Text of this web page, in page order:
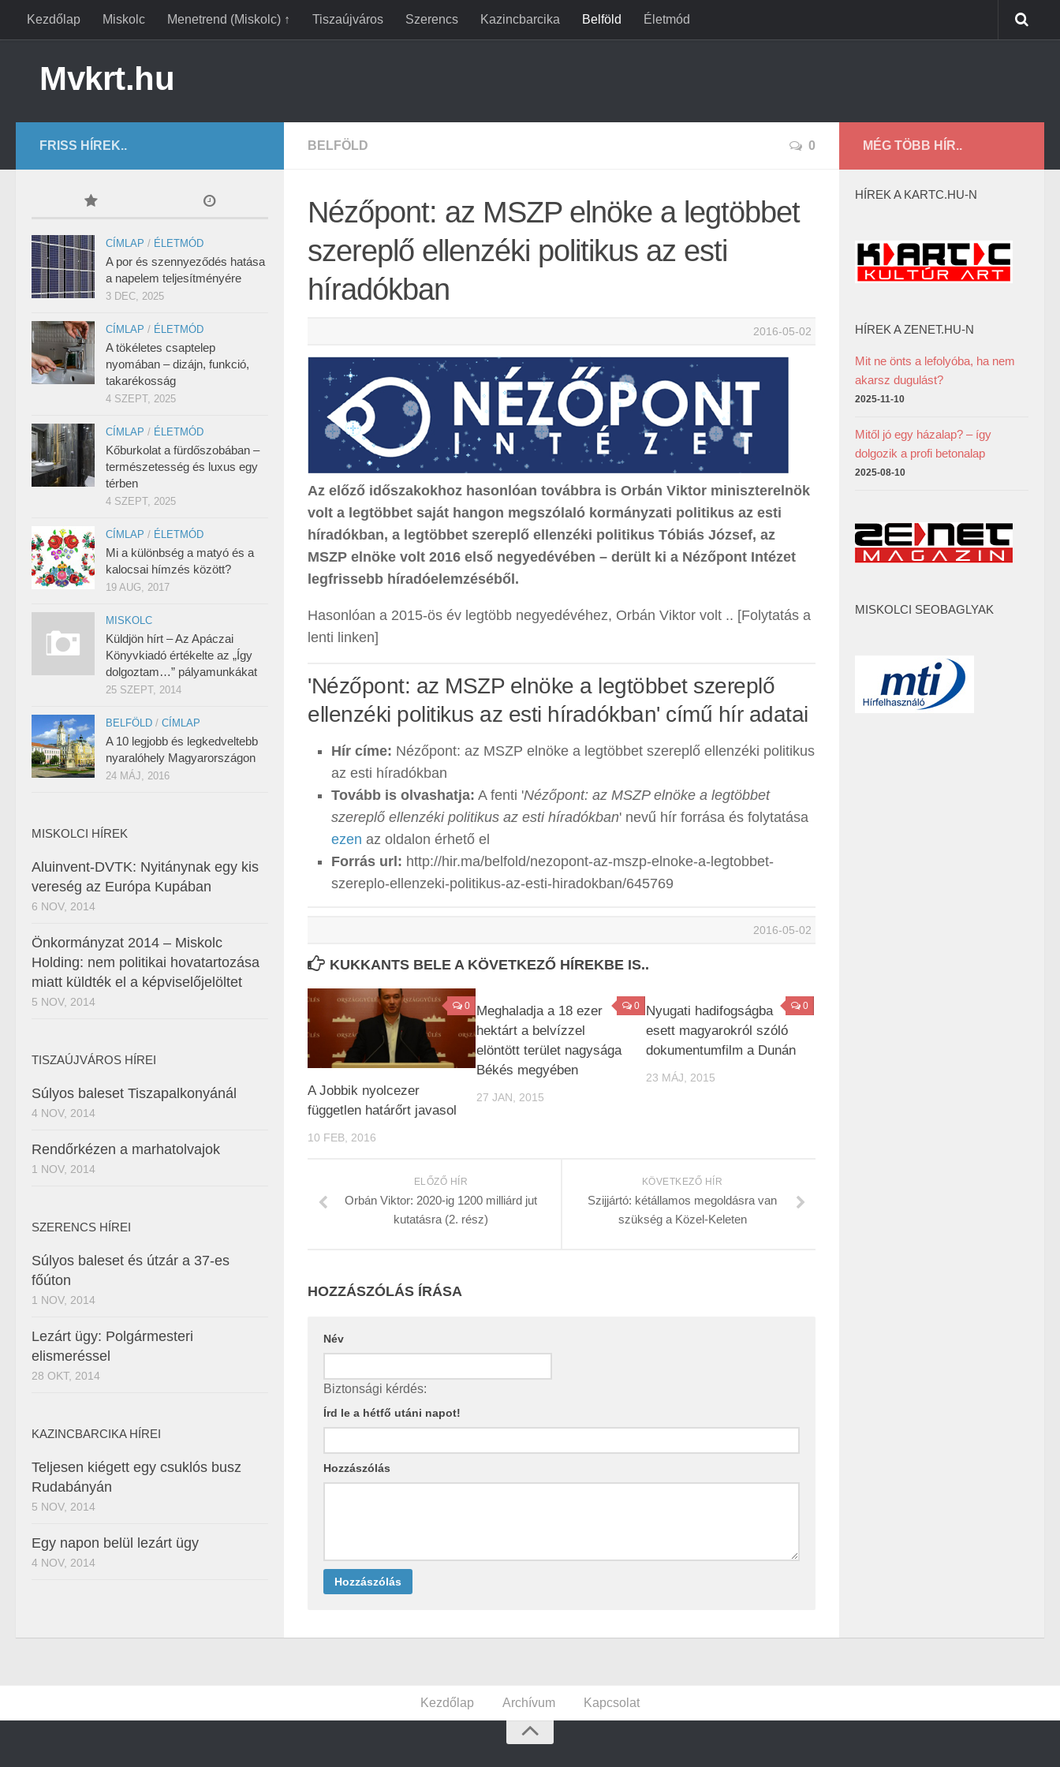
Kezdőlap Miskolc Menetrend (Miskolc) ↑ Tiszaújváros Szerencs Kazincbarcika Belföld Életmód
Mvkrt.hu
BELFÖLD 0
Nézőpont: az MSZP elnöke a legtöbbet
szereplő ellenzéki politikus az esti
híradókban
2016-05-02
Az előző időszakokhoz hasonlóan továbbra is Orbán Viktor miniszterelnök
volt a legtöbbet saját hangon megszólaló kormányzati politikus az esti
híradókban, a legtöbbet szereplő ellenzéki politikus Tóbiás József, az
MSZP elnöke volt 2016 első negyedévében – derült ki a Nézőpont Intézet
legfrissebb híradóelemzéséből.
Hasonlóan a 2015-ös év legtöbb negyedévéhez, Orbán Viktor volt .. [Folytatás a
lenti linken]
'Nézőpont: az MSZP elnöke a legtöbbet szereplő
ellenzéki politikus az esti híradókban' című hír adatai
Hír címe: Nézőpont: az MSZP elnöke a legtöbbet szereplő ellenzéki politikus
az esti híradókban
Tovább is olvashatja: A fenti 'Nézőpont: az MSZP elnöke a legtöbbet
szereplő ellenzéki politikus az esti híradókban' nevű hír forrása és folytatása
ezen az oldalon érhető el
Forrás url: http://hir.ma/belfold/nezopont-az-mszp-elnoke-a-legtobbet-
szereplo-ellenzeki-politikus-az-esti-hiradokban/645769
2016-05-02
KUKKANTS BELE A KÖVETKEZŐ HÍREKBE IS..
0
A Jobbik nyolcezer
független határőrt javasol
10 FEB, 2016
0
Meghaladja a 18 ezer
hektárt a belvízzel
elöntött terület nagysága
Békés megyében
27 JAN, 2015
0
Nyugati hadifogságba
esett magyarokról szóló
dokumentumfilm a Dunán
23 MÁJ, 2015
KÖVETKEZŐ HÍR
Szijjártó: kétállamos megoldásra van
szükség a Közel-Keleten
ELŐZŐ HÍR
Orbán Viktor: 2020-ig 1200 milliárd jut
kutatásra (2. rész)
HOZZÁSZÓLÁS ÍRÁSA
Név
Biztonsági kérdés:
Írd le a hétfő utáni napot!
Hozzászólás
FRISS HÍREK..
CÍMLAP / ÉLETMÓD
A por és szennyeződés hatása
a napelem teljesítményére
3 DEC, 2025
CÍMLAP / ÉLETMÓD
A tökéletes csaptelep
nyomában – dizájn, funkció,
takarékosság
4 SZEPT, 2025
CÍMLAP / ÉLETMÓD
Kőburkolat a fürdőszobában –
természetesség és luxus egy
térben
4 SZEPT, 2025
CÍMLAP / ÉLETMÓD
Mi a különbség a matyó és a
kalocsai hímzés között?
19 AUG, 2017
MISKOLC
Küldjön hírt – Az Apáczai
Könyvkiadó értékelte az „Így
dolgoztam…” pályamunkákat
25 SZEPT, 2014
BELFÖLD / CÍMLAP
A 10 legjobb és legkedveltebb
nyaralóhely Magyarországon
24 MÁJ, 2016
MISKOLCI HÍREK
Aluinvent-DVTK: Nyitánynak egy kis
vereség az Európa Kupában
6 NOV, 2014
Önkormányzat 2014 – Miskolc
Holding: nem politikai hovatartozása
miatt küldték el a képviselőjelöltet
5 NOV, 2014
TISZAÚJVÁROS HÍREI
Súlyos baleset Tiszapalkonyánál
4 NOV, 2014
Rendőrkézen a marhatolvajok
1 NOV, 2014
SZERENCS HÍREI
Súlyos baleset és útzár a 37-es
főúton
1 NOV, 2014
Lezárt ügy: Polgármesteri
elismeréssel
28 OKT, 2014
KAZINCBARCIKA HÍREI
Teljesen kiégett egy csuklós busz
Rudabányán
5 NOV, 2014
Egy napon belül lezárt ügy
4 NOV, 2014
MÉG TÖBB HÍR..
HÍREK A KARTC.HU-N
HÍREK A ZENET.HU-N
Mit ne önts a lefolyóba, ha nem
akarsz dugulást?
2025-11-10
Mitől jó egy házalap? – így
dolgozik a profi betonalap
2025-08-10
MISKOLCI SEOBAGLYAK
Kezdőlap Archívum Kapcsolat